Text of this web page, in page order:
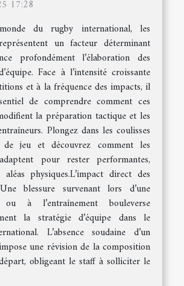
17:28
du rugby international, les
un facteur déterminant
profondément l’élaboration des
Face à l’intensité croissante
et à la fréquence des impacts, il
de comprendre comment ces
la préparation tactique et les
Plongez dans les coulisses
jeu et découvrez comment les
pour rester performantes,
physiques.L’impact direct des
blessure survenant lors d’une
ou à l’entraînement bouleverse
la stratégie d’équipe dans le
L’absence soudaine d’un
une révision de la composition
obligeant le staff à solliciter le